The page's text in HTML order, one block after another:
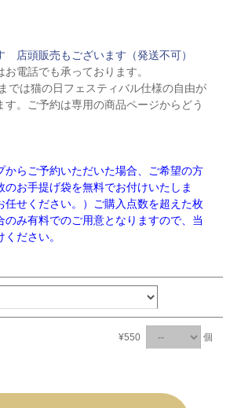
店頭販売もございます（発送不可）
電話でも承っております。
では猫の日フェスティバル仕様の自由が
す。ご予約は専用の商品ページからどう
らご予約いただいた場合、ご希望の方
のお手提げ袋を無料でお付けいたしま
任せください。）ご購入点数を超えた枚
のみ有料でのご用意となりますので、当
ださい。
¥550 個